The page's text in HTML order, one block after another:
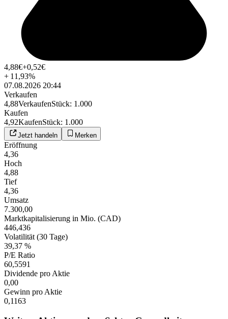
4,88€+0,52€
+ 11,93%
07.08.2026 20:44
Verkaufen
4,88VerkaufenStück: 1.000
Kaufen
4,92KaufenStück: 1.000
Jetzt handeln Merken
Eröffnung
4,36
Hoch
4,88
Tief
4,36
Umsatz
7.300,00
Marktkapitalisierung in Mio. (CAD)
446,436
Volatilität (30 Tage)
39,37 %
P/E Ratio
60,5591
Dividende pro Aktie
0,00
Gewinn pro Aktie
0,1163